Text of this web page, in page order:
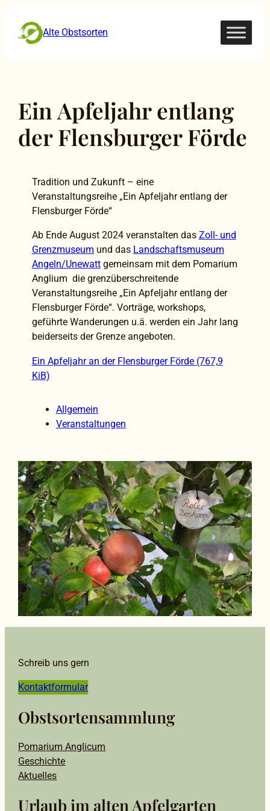
Inhalt
springen
Alte Obstsorten
Ein Apfeljahr entlang
der Flensburger Förde
Tradition und Zukunft – eine
Veranstaltungsreihe „Ein Apfeljahr entlang der
Flensburger Förde“
Ab Ende August 2024 veranstalten das Zoll- und
Grenzmuseum und das Landschaftsmuseum
Angeln/Unewattgemeinsam mit dem Pomarium
Anglium die grenzüberschreitende
Veranstaltungsreihe „Ein Apfeljahr entlang der
Flensburger Förde“. Vorträge, workshops,
geführte Wanderungen u.ä. werden ein Jahr lang
beiderseits der Grenze angeboten.
Ein Apfeljahr an der Flensburger Förde (767,9
KiB)
Allgemein
Veranstaltungen
Schreib uns gern
Kontaktformular
Obstsortensammlung
Pomarium Anglicum
Geschichte
Aktuelles
Urlaub im alten Apfelgarten